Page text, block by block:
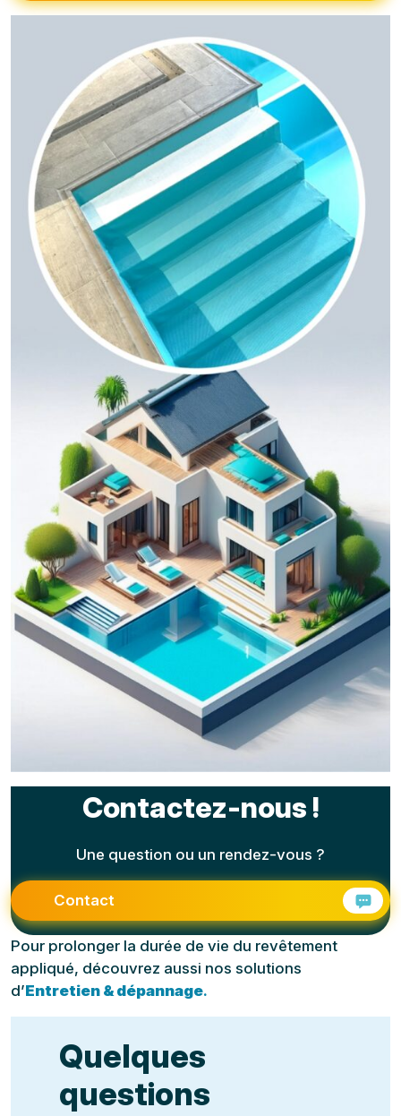
Contactez-nous !
Une question ou un rendez-vous ?
Contact
Pour prolonger la durée de vie du revêtement
appliqué, découvrez aussi nos solutions
d’Entretien & dépannage.
Quelques
questions